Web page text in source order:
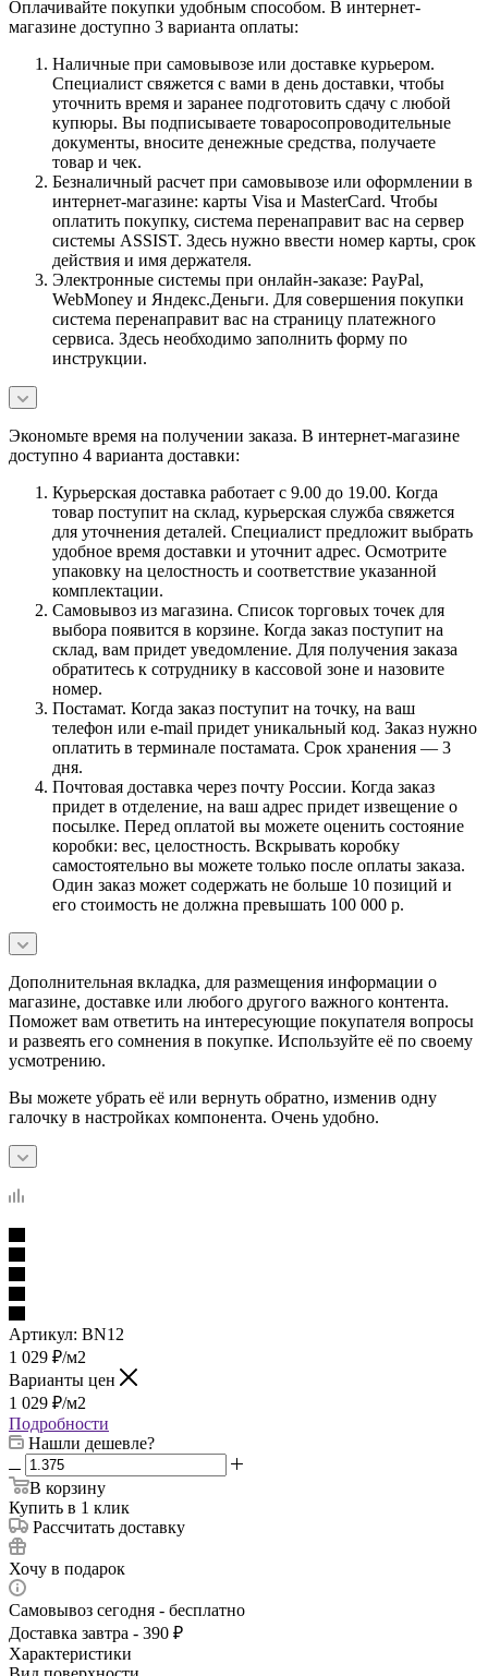
Оплачивайте покупки удобным способом. В интернет-
магазине доступно 3 варианта оплаты:
Наличные при самовывозе или доставке курьером.
Специалист свяжется с вами в день доставки, чтобы
уточнить время и заранее подготовить сдачу с любой
купюры. Вы подписываете товаросопроводительные
документы, вносите денежные средства, получаете
товар и чек.
Безналичный расчет при самовывозе или оформлении в
интернет-магазине: карты Visa и MasterCard. Чтобы
оплатить покупку, система перенаправит вас на сервер
системы ASSIST. Здесь нужно ввести номер карты, срок
действия и имя держателя.
Электронные системы при онлайн-заказе: PayPal,
WebMoney и Яндекс.Деньги. Для совершения покупки
система перенаправит вас на страницу платежного
сервиса. Здесь необходимо заполнить форму по
инструкции.
Экономьте время на получении заказа. В интернет-магазине
доступно 4 варианта доставки:
Курьерская доставка работает с 9.00 до 19.00. Когда
товар поступит на склад, курьерская служба свяжется
для уточнения деталей. Специалист предложит выбрать
удобное время доставки и уточнит адрес. Осмотрите
упаковку на целостность и соответствие указанной
комплектации.
Самовывоз из магазина. Список торговых точек для
выбора появится в корзине. Когда заказ поступит на
склад, вам придет уведомление. Для получения заказа
обратитесь к сотруднику в кассовой зоне и назовите
номер.
Постамат. Когда заказ поступит на точку, на ваш
телефон или e-mail придет уникальный код. Заказ нужно
оплатить в терминале постамата. Срок хранения — 3
дня.
Почтовая доставка через почту России. Когда заказ
придет в отделение, на ваш адрес придет извещение о
посылке. Перед оплатой вы можете оценить состояние
коробки: вес, целостность. Вскрывать коробку
самостоятельно вы можете только после оплаты заказа.
Один заказ может содержать не больше 10 позиций и
его стоимость не должна превышать 100 000 р.
Дополнительная вкладка, для размещения информации о
магазине, доставке или любого другого важного контента.
Поможет вам ответить на интересующие покупателя вопросы
и развеять его сомнения в покупке. Используйте её по своему
усмотрению.
Вы можете убрать её или вернуть обратно, изменив одну
галочку в настройках компонента. Очень удобно.
Артикул: BN12
1 029 ₽/м2
Варианты цен
1 029 ₽/м2
Подробности
Нашли дешевле?
В корзину
Купить в 1 клик
Рассчитать доставку
Хочу в подарок
Самовывоз сегодня - бесплатно
Доставка завтра - 390 ₽
Характеристики